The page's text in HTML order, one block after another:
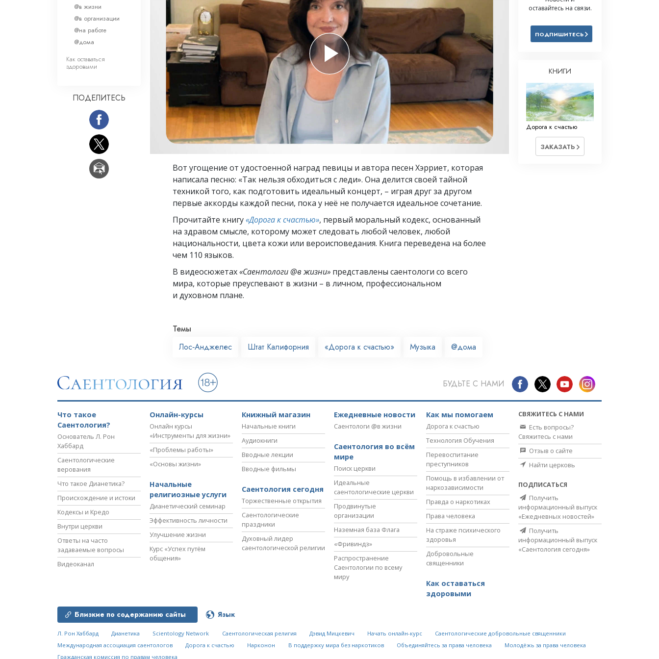
Что такое величие?
Решение проблемы наркотиков
Инструменты для использования
в работе
Этика и состояния
Причина подавления
Расследования
Основы организации
Основы связей с общественностью
Вот угощение от удостоенной наград певицы и автора песен Хэрриет, которая
написала песню: «Так нельзя обходиться с леди». Она делится своей тайной
техникой того, как подготовить идеальный концерт, – играя друг за другом
первые аккорды каждой песни, пока у неё не получается идеальное сочетание.
Прочитайте книгу«Дорога к счастью», первый моральный кодекс, основанный
на здравом смысле, которому может следовать любой человек, любой
национальности, цвета кожи или вероисповедания. Книга переведена на более
чем 110 языков.
В видеосюжетах«Саентологи @в жизни» представлены саентологи со всего
мира, которые преуспевают в жизни – в личном, профессиональном
и духовном плане.
Темы
Лос‑Анджелес
Штат Калифорния «Дорога к счастью» Музыка @дома
@в жизни
@в организации
@на работе
@дома
Как оставаться
здоровыми
ПОДЕЛИТЕСЬ
оставайтесь на связи.
ПОДПИШИТЕСЬ
КНИГИ
Дорога к счастью
ЗАКАЗАТЬ
БУДЬТЕ С НАМИ
Что такое
Саентология?
Основатель Л. Рон
Хаббард
Саентологические
верования
Что такое Дианетика?
Происхождение и истоки
Кодексы и Кредо
Внутри церкви
Ответы на часто
задаваемые вопросы
Видеоканал
Онлайн-курсы
Онлайн курсы
«Инструменты для жизни»
«Проблемы работы»
«Основы жизни»
Начальные
религиозные услуги
Дианетический семинар
Эффективность личности
Улучшение жизни
Курс «Успех путём
общения»
Книжный магазин
Начальные книги
Аудиокниги
Вводные лекции
Вводные фильмы
Саентология сегодня
Торжественные открытия
Саентологические
праздники
Духовный лидер
саентологической религии
Ежедневные новости
Саентологи @в жизни
Саентология во всём
мире
Поиск церкви
Идеальные
саентологические церкви
Продвинутые
организации
Наземная база Флага
«Фривиндз»
Распространение
Саентологии по всему
миру
Как мы помогаем
Дорога к счастью
Технология Обучения
Перевоспитание
преступников
Помощь в избавлении от
наркозависимости
Правда о наркотиках
Права человека
На страже психического
здоровья
Добровольные
священники
Как оставаться
здоровыми
СВЯЖИТЕСЬ С НАМИ
Есть вопросы?
Свяжитесь с нами
Отзыв о сайте
Найти церковь
ПОДПИСАТЬСЯ
Получить
информационный выпуск
«Ежедневных новостей»
Получить
информационный выпуск
«Саентология сегодня»
Близкие по содержанию сайты Язык
Л. Рон Хаббард Дианетика Scientology Network Саентологическая религия Дэвид Мицкевич Начать онлайн-курс
Саентологические добровольные священники
Международная ассоциация саентологов
Дорога к счастью Нарконон В поддержку мира без наркотиков Объединяйтесь за права человека
Молодёжь за права человека
Гражданская комиссия по правам человека